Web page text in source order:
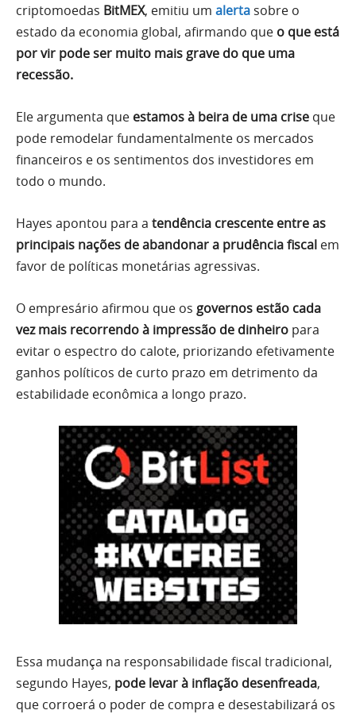
criptomoedas BitMEX, emitiu um alerta sobre o
estado da economia global, afirmando que o que está
por vir pode ser muito mais grave do que uma
recessão.
Ele argumenta que estamos à beira de uma crise que
pode remodelar fundamentalmente os mercados
financeiros e os sentimentos dos investidores em
todo o mundo.
Hayes apontou para a tendência crescente entre as
principais nações de abandonar a prudência fiscal em
favor de políticas monetárias agressivas.
O empresário afirmou que os governos estão cada
vez mais recorrendo à impressão de dinheiro para
evitar o espectro do calote, priorizando efetivamente
ganhos políticos de curto prazo em detrimento da
estabilidade econômica a longo prazo.
Essa mudança na responsabilidade fiscal tradicional,
segundo Hayes, pode levar à inflação desenfreada,
que corroerá o poder de compra e desestabilizará os